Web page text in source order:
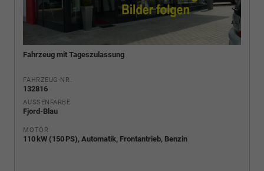
Fahrzeug mit Tageszulassung
FAHRZEUG-NR.
132816
AUSSENFARBE
Fjord-Blau
MOTOR
110 kW (150 PS), Automatik, Frontantrieb, Benzin